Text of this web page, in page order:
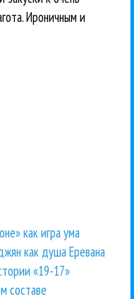
Ироничным и
как игра ума
как душа Еревана
«19-17»
составе